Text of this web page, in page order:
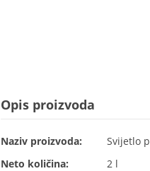
Opis proizvoda
Naziv proizvoda:
Svijetlo
Neto količina:
2 l